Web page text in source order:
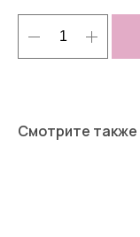
Смотрите также